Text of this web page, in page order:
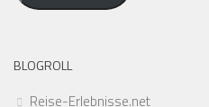
BLOGROLL
Reise-Erlebnisse.net